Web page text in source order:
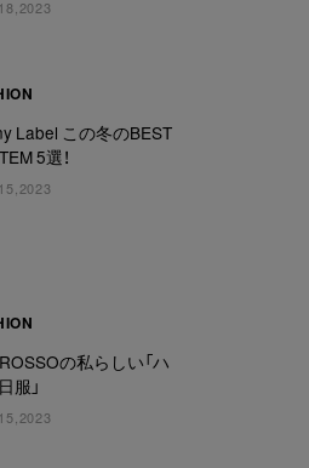
Label この冬のBEST
5選！
の私らしい「ハ
服」